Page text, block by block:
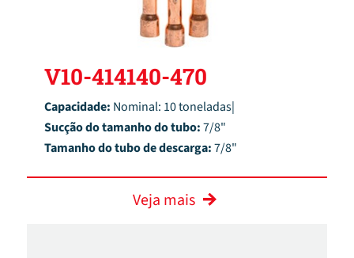
V10-414140-470
Capacidade: Nominal: 10 toneladas|
Sucção do tamanho do tubo:7/8"
Tamanho do tubo de descarga:7/8"
Veja mais